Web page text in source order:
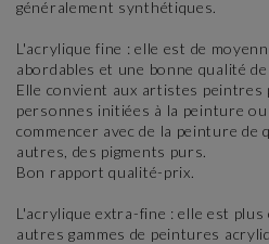
généralement synthétiques.
L'acrylique fine : elle est de
abordables et une bonne qualité
Elle convient aux artistes peintres
personnes initiées à la peinture
commencer avec de la peinture
autres, des pigments purs.
Bon rapport qualité-prix.
L'acrylique extra-fine : elle est plus
autres gammes de peintures